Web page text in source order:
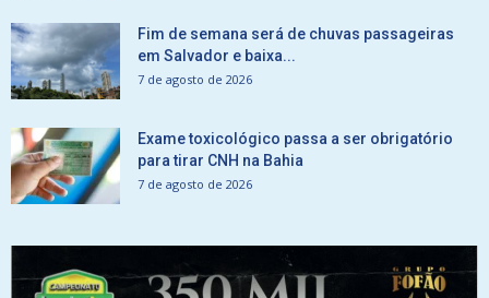
Fim de semana será de chuvas passageiras
em Salvador e baixa...
7 de agosto de 2026
Exame toxicológico passa a ser obrigatório
para tirar CNH na Bahia
7 de agosto de 2026